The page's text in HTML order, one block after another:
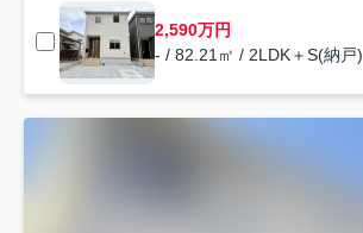
2,590万円
- / 82.21㎡ / 2LDK＋S(納戸)